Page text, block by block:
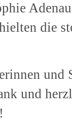
die
und